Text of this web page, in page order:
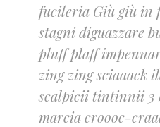
fucileria Giù giù in
stagni diguazzare
pluff plaff
zing zing
scalpicii tintinnii 3
marcia croooc-